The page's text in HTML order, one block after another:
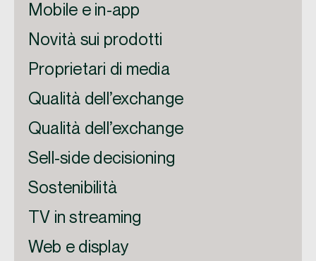
Mobile e in-app
Novità sui prodotti
Proprietari di media
Qualità dell’exchange
Qualità dell’exchange
Sell-side decisioning
Sostenibilità
TV in streaming
Web e display